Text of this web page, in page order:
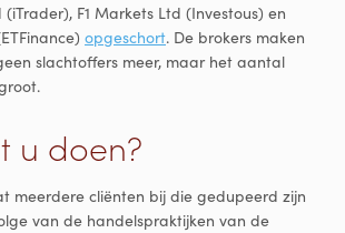
F1 Markets Ltd (Investous) en
opgeschort. De brokers maken
slachtoffers meer, maar het aantal
u doen?
meerdere cliënten bij die gedupeerd zijn
van de handelspraktijken van de